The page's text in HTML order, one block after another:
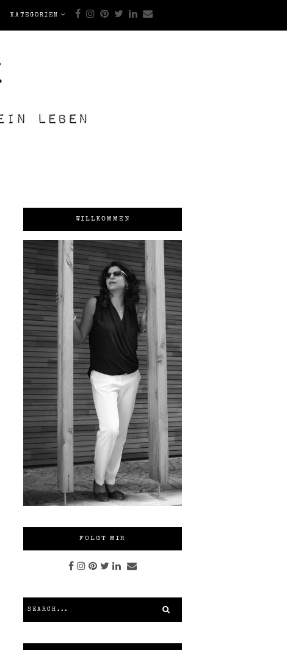
KATEGORIEN
WILLKOMMEN
FOLGT MIR